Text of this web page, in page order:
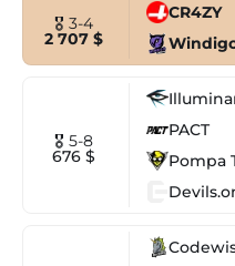
🎖 3-4
2 707 $
CR4ZY
🎖 5-8
676 $
PACT
Pompa